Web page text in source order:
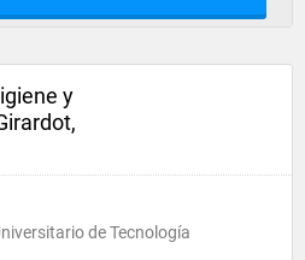
y
de Tecnología